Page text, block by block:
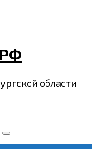
области